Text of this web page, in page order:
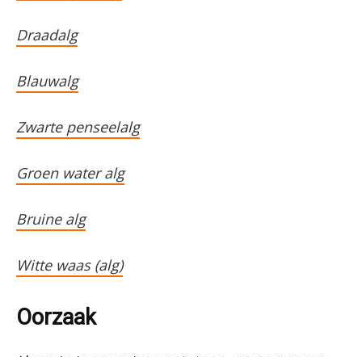
Draadalg
Blauwalg
Zwarte penseelalg
Groen water alg
Bruine alg
Witte waas (alg)
Oorzaak